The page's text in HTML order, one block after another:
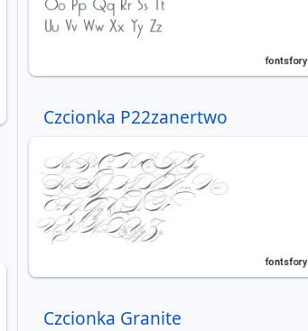
Czcionka P22zanertwo
Czcionka Granite